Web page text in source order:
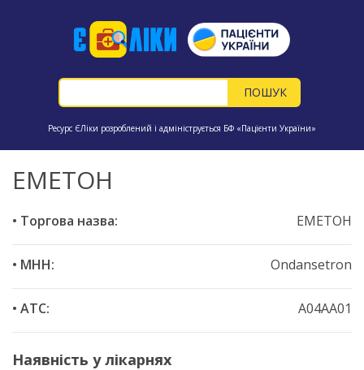
Ресурс ЄЛіки розроблений і адмініструється БФ «Пацієнти України»
ЕМЕТОН
• Торгова назва: ЕМЕТОН
• МНН: Ondansetron
• ATC: A04AA01
Наявність у лікарнях